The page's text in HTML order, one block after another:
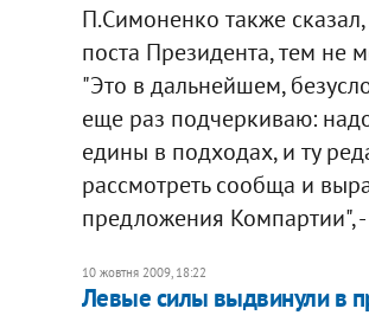
П.Симоненко также
поста Президента, тем не
"Это в дальнейшем,
еще раз подчеркиваю:
едины в подходах, и ту
рассмотреть сообща и
предложения Компартии", -
10 жовтня 2009, 18:22
Левые силы выдвинули в